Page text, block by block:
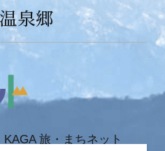
泉郷
旅・まちネット